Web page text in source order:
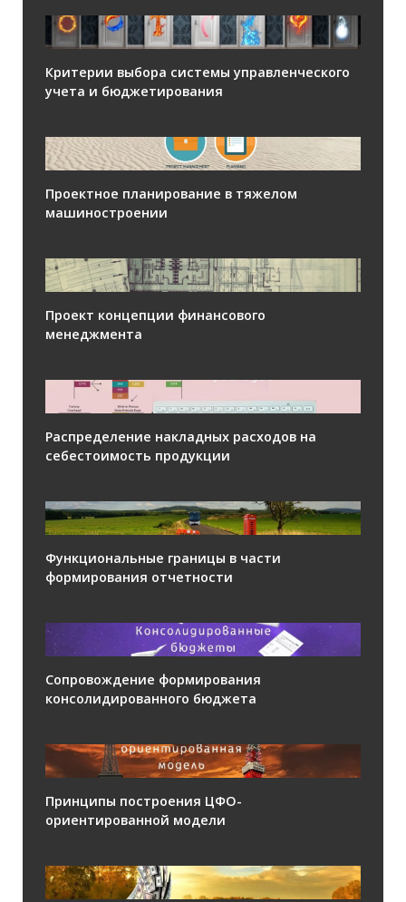
Критерии выбора системы управленческого
учета и бюджетирования
Проектное планирование в тяжелом
машиностроении
Проект концепции финансового
менеджмента
Распределение накладных расходов на
себестоимость продукции
Функциональные границы в части
формирования отчетности
Сопровождение формирования
консолидированного бюджета
Принципы построения ЦФО-
ориентированной модели